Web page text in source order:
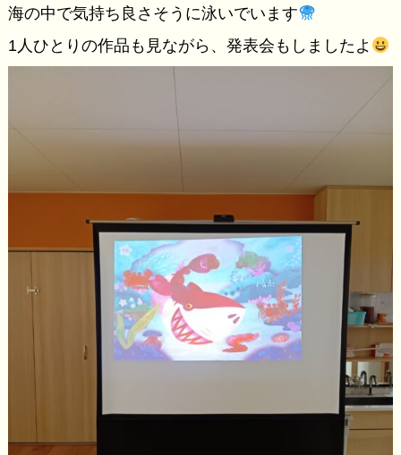
海の中で気持ち良さそうに泳いでいます
1人ひとりの作品も見ながら、発表会もしましたよ